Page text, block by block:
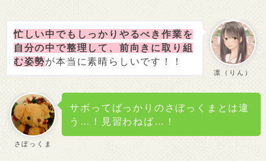
凛（りん）
忙しい中でもしっかりやるべき作業を
自分の中で整理して、前向きに取り組
む姿勢が本当に素晴らしいです！！
さぼっくま
サボってばっかりのさぼっくまとは違
う…！見習わねば…！